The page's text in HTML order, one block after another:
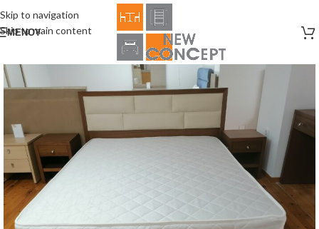
Skip to navigation
Skip to main content
ΜΕΝΟΎ